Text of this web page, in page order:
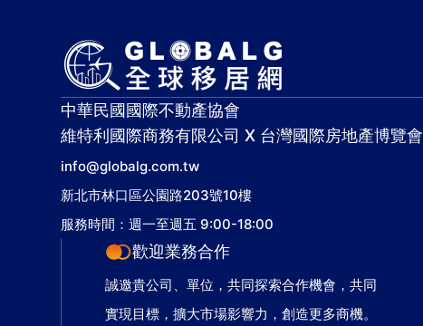
中華民國國際不動產協會
維特利國際商務有限公司 X 台灣國際房地產博覽會
info@globalg.com.tw
新北市林口區公園路203號10樓
服務時間：週一至週五 9:00-18:00
歡迎業務合作
誠邀貴公司、單位，共同探索合作機會，共同
實現目標，擴大市場影響力，創造更多商機。